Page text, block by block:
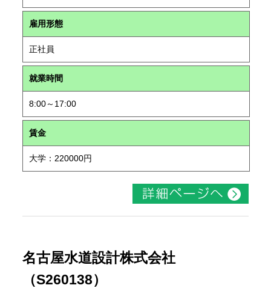
雇用形態
正社員
就業時間
8:00～17:00
賃金
大学：220000円
名古屋水道設計株式会社
（S260138）